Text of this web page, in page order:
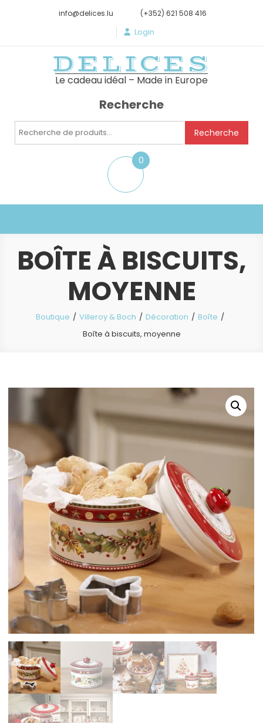
info@delices.lu (+352) 621 508 416
Login
DELICES
Le cadeau idéal – Made in Europe
Recherche
Recherche
Recherche
0
item
BOÎTE À BISCUITS,
MOYENNE
Boutique Villeroy & Boch Décoration
Boîte
Boîte à biscuits, moyenne